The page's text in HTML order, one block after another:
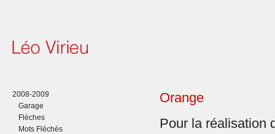
2008-2009
Garage
Flèches
Mots Fléchés
Orange
Pour la réalisation